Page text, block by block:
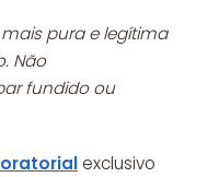
pura e legítima
Não
fundido ou
exclusivo